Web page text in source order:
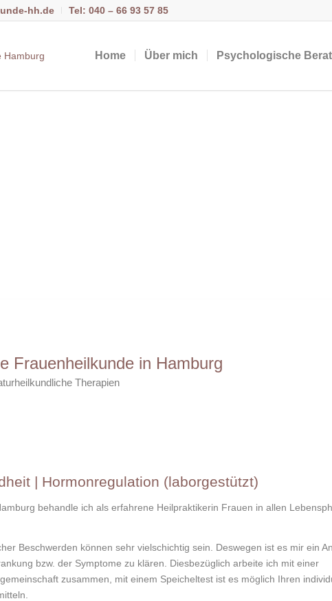
hh.de Tel: 040 – 66 93 57 85
Home Über mich Psychologische
Frauenheilkunde in Hamburg
Therapien
| Hormonregulation (laborgestützt)
behandle ich als erfahrene Heilpraktikerin Frauen in allen
Beschwerden können sehr vielschichtig sein. Deswegen ist es mir ein
bzw. der Symptome zu klären. Diesbezüglich arbeite ich mit einer
zusammen, mit einem Speicheltest ist es möglich Ihren